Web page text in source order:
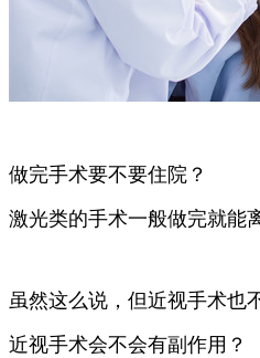
做完手术要不要住院？
激光类的手术一般做完就能
虽然这么说，但近视手术也
近视手术会不会有副作用？